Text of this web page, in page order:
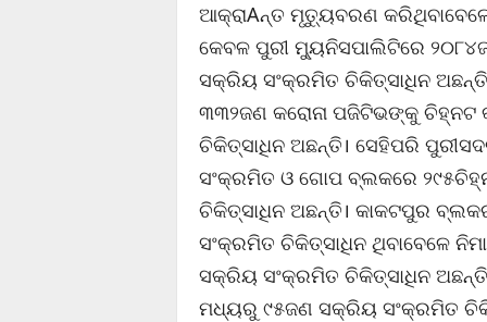
ଆକ୍ରାAନ୍ତ ମୃତ୍ୟୁବରଣ
କେବଳ ପୁରୀ ମ୍ୟୁନିସପାଲିଟିରେ
ସକ୍ରିୟ ସଂକ୍ରମିତ ଚିକିତ୍ସାଧିନ
୩୩୨ଜଣ କରୋନା ପଜିଟିଭଙ୍କୁ ଚିହ୍ନଟ
ଚିକିତ୍ସାଧିନ ଅଛନ୍ତି। ସେହିପରି
ସଂକ୍ରମିତ ଓ ଗୋପ ବ୍ଲକରେ
ଚିକିତ୍ସାଧିନ ଅଛନ୍ତି। କାକଟପୁର
ସଂକ୍ରମିତ ଚିକିତ୍ସାଧିନ ଥିବାବେଳେ
ସକ୍ରିୟ ସଂକ୍ରମିତ ଚିକିତ୍ସାଧିନ
ମଧ୍ୟରୁ ୯୫ଜଣ ସକ୍ରିୟ ସଂକ୍ରମିତ